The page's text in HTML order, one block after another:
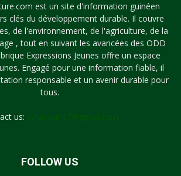
est un site d'information guinéen
clés du développement durable. Il couvre
de l'environnement, de l'agriculture, de la
, tout en suivant les avancées des ODD
Expressions Jeunes offre un espace
Engagé pour une information fiable, il
responsable et un avenir durable pour
tous.
us:
FOLLOW US